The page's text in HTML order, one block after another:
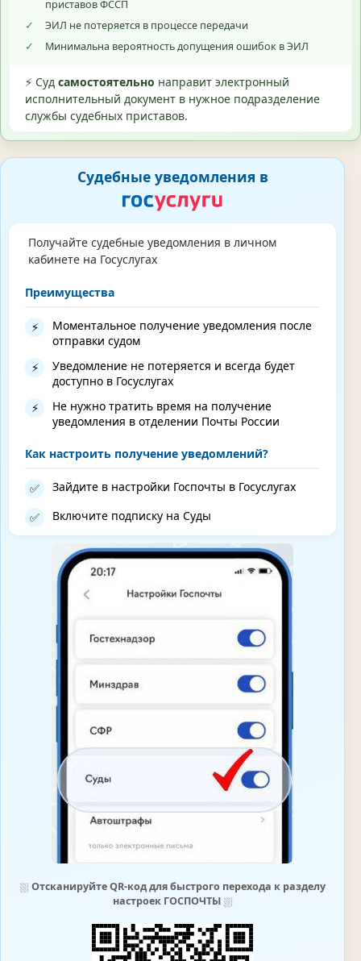
приставов ФССП
✓
ЭИЛ не потеряется в процессе передачи
✓
Минимальна вероятность допущения ошибок в ЭИЛ
⚡ Суд самостоятельно направит электронный
исполнительный документ в нужное подразделение
службы судебных приставов.
Судебные уведомления в
Получайте судебные уведомления в личном
кабинете на Госуслугах
Преимущества
⚡
Моментальное получение уведомления после
отправки судом
⚡
Уведомление не потеряется и всегда будет
доступно в Госуслугах
⚡
Не нужно тратить время на получение
уведомления в отделении Почты России
Как настроить получение уведомлений?
✅ Зайдите в настройки Госпочты в Госуслугах
✅ Включите подписку на Суды
⛆ Отсканируйте QR-код для быстрого перехода к разделу
настроек ГОСПОЧТЫ⛆